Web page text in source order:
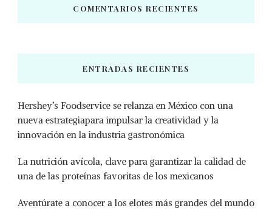
COMENTARIOS RECIENTES
ENTRADAS RECIENTES
Hershey’s Foodservice se relanza en México con una
nueva estrategiapara impulsar la creatividad y la
innovación en la industria gastronómica
La nutrición avícola, clave para garantizar la calidad de
una de las proteínas favoritas de los mexicanos
Aventúrate a conocer a los elotes más grandes del mundo